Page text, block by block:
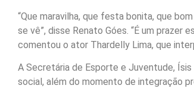
“Que maravilha, que festa bonita, que
se vê”, disse Renato Góes. “É um prazer
comentou o ator Thardelly Lima, que
A Secretária de Esporte e Juventude,
social, além do momento de integração